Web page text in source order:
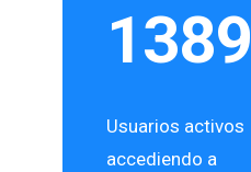
1389
Usuarios activos
accediendo a